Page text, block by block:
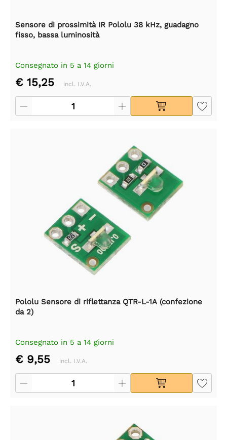
Sensore di prossimità IR Pololu 38 kHz, guadagno
fisso, bassa luminosità
Consegnato in 5 a 14 giorni
€ 15,25 incl. I.V.A.
Pololu Sensore di riflettanza QTR-L-1A (confezione
da 2)
Consegnato in 5 a 14 giorni
€ 9,55 incl. I.V.A.